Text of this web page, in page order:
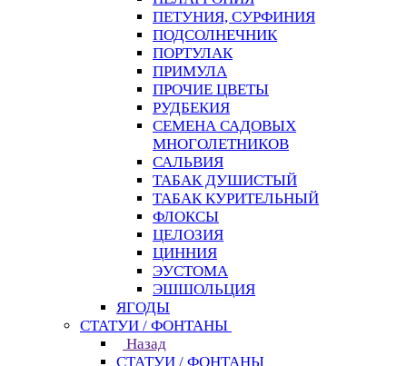
ПЕТУНИЯ, СУРФИНИЯ
ПОДСОЛНЕЧНИК
ПОРТУЛАК
ПРИМУЛА
ПРОЧИЕ ЦВЕТЫ
РУДБЕКИЯ
СЕМЕНА САДОВЫХ
МНОГОЛЕТНИКОВ
САЛЬВИЯ
ТАБАК ДУШИСТЫЙ
ТАБАК КУРИТЕЛЬНЫЙ
ФЛОКСЫ
ЦЕЛОЗИЯ
ЦИННИЯ
ЭУСТОМА
ЭШШОЛЬЦИЯ
ЯГОДЫ
СТАТУИ / ФОНТАНЫ
Назад
СТАТУИ / ФОНТАНЫ